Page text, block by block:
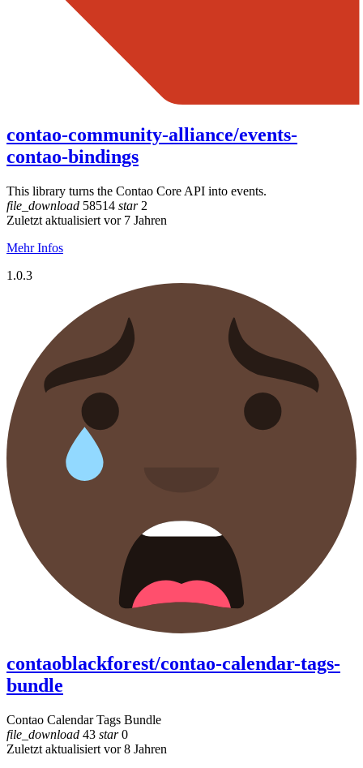
contao-community-alliance/events-
contao-bindings
This library turns the Contao Core API into events.
file_download 58514 star2
Zuletzt aktualisiert vor 7 Jahren
Mehr Infos
1.0.3
contaoblackforest/contao-calendar-tags-
bundle
Contao Calendar Tags Bundle
file_download 43 star0
Zuletzt aktualisiert vor 8 Jahren